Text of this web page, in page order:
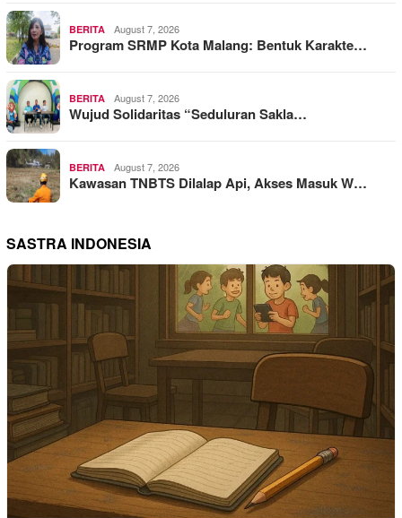
BERITA August 7, 2026
Program SRMP Kota Malang: Bentuk Karakte…
BERITA August 7, 2026
Wujud Solidaritas “Seduluran Sakla…
BERITA August 7, 2026
Kawasan TNBTS Dilalap Api, Akses Masuk W…
SASTRA INDONESIA